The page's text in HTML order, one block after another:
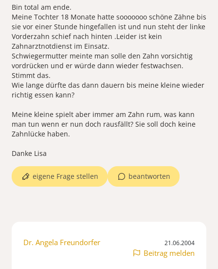
Bin total am ende.
Meine Tochter 18 Monate hatte sooooooo schöne Zähne bis
sie vor einer Stunde hingefallen ist und nun steht der linke
Vorderzahn schief nach hinten .Leider ist kein
Zahnarztnotdienst im Einsatz.
Schwiegermutter meinte man solle den Zahn vorsichtig
vordrücken und er würde dann wieder festwachsen.
Stimmt das.
Wie lange dürfte das dann dauern bis meine kleine wieder
richtig essen kann?
Meine kleine spielt aber immer am Zahn rum, was kann
man tun wenn er nun doch rausfällt? Sie soll doch keine
Zahnlücke haben.
Danke Lisa
beantworten
eigene Frage stellen
Dr. Angela Freundorfer 21.06.2004
Beitrag melden